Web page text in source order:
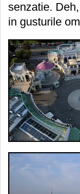
senzatie.
in gusturile